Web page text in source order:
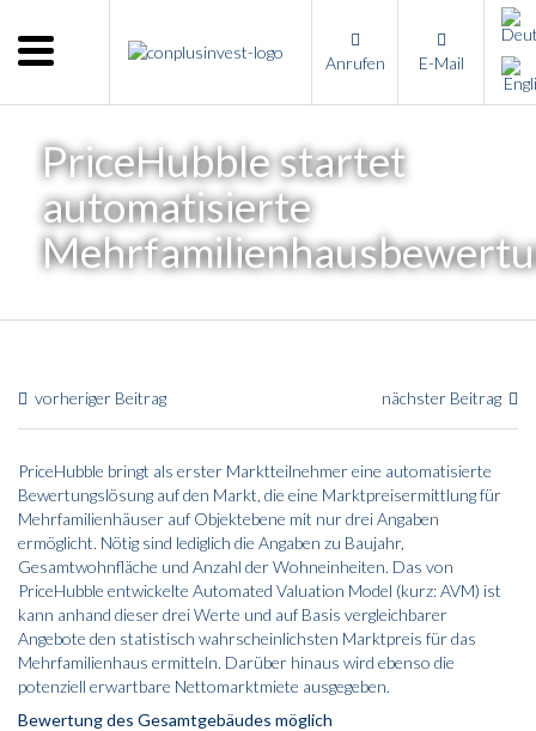
Home
Leistungen
Immobilienangebote
News
Impressum
Anrufen E-Mail
PriceHubble startet
automatisierte
vorheriger Beitrag nächster Beitrag
PriceHubble bringt als erster Marktteilnehmer eine automatisierte
Bewertungslösung auf den Markt, die eine Marktpreisermittlung für
Mehrfamilienhäuser auf Objektebene mit nur drei Angaben
ermöglicht. Nötig sind lediglich die Angaben zu Baujahr,
Gesamtwohnfläche und Anzahl der Wohneinheiten. Das von
PriceHubble entwickelte Automated Valuation Model (kurz: AVM) ist
kann anhand dieser drei Werte und auf Basis vergleichbarer
Angebote den statistisch wahrscheinlichsten Marktpreis für das
Mehrfamilienhaus ermitteln. Darüber hinaus wird ebenso die
potenziell erwartbare Nettomarktmiete ausgegeben.
Bewertung des Gesamtgebäudes möglich